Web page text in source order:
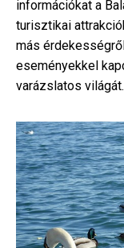
információkat a
turisztikai
más
eseményekkel
varázslatos világát.